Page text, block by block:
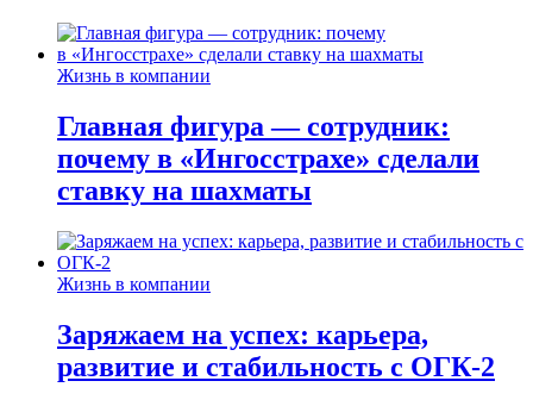
Жизнь в компании
Главная фигура — сотрудник:
почему в «Ингосстрахе» сделали
ставку на шахматы
Жизнь в компании
Заряжаем на успех: карьера,
развитие и стабильность c ОГК-2